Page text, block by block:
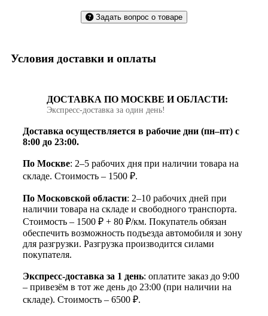
Задать вопрос о товаре
Условия доставки и оплаты
ДОСТАВКА ПО МОСКВЕ И ОБЛАСТИ:
Экспресс‑доставка за один день!
Доставка осуществляется в рабочие дни (пн–пт) с
8:00 до 23:00.
По Москве: 2–5 рабочих дня при наличии товара на
складе. Стоимость – 1500 ₽.
По Московской области: 2–10 рабочих дней при
наличии товара на складе и свободного транспорта.
Стоимость – 1500 ₽ + 80 ₽/км. Покупатель обязан
обеспечить возможность подъезда автомобиля и зону
для разгрузки. Разгрузка производится силами
покупателя.
Экспресс-доставка за 1 день: оплатите заказ до 9:00
– привезём в тот же день до 23:00 (при наличии на
складе). Стоимость – 6500 ₽.